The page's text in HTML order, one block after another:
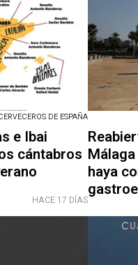
DE ESPAÑA
e Ibai
cántabros
HACE 17 DÍAS
haya